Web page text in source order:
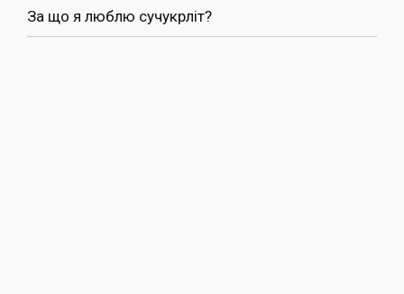
За що я люблю сучукрліт?